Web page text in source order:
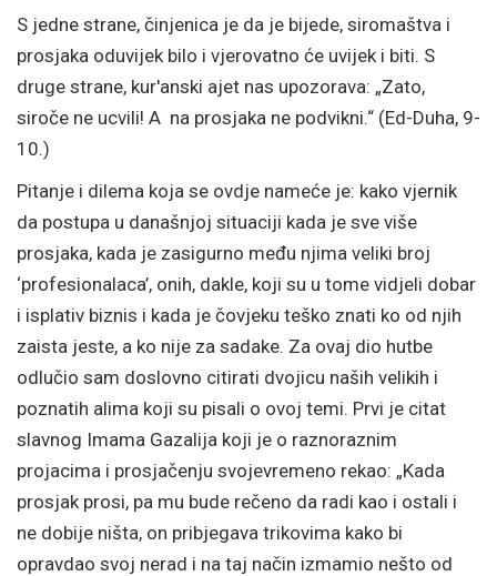
S jedne strane, činjenica je da je bijede, siromaštva i
prosjaka oduvijek bilo i vjerovatno će uvijek i biti. S
druge strane, kur'anski ajet nas upozorava: „Zato,
siroče ne ucvili! A na prosjaka ne podvikni.“ (Ed-Duha, 9-
10.)
Pitanje i dilema koja se ovdje nameće je: kako vjernik
da postupa u današnjoj situaciji kada je sve više
prosjaka, kada je zasigurno među njima veliki broj
‘profesionalaca’, onih, dakle, koji su u tome vidjeli dobar
i isplativ biznis i kada je čovjeku teško znati ko od njih
zaista jeste, a ko nije za sadake. Za ovaj dio hutbe
odlučio sam doslovno citirati dvojicu naših velikih i
poznatih alima koji su pisali o ovoj temi. Prvi je citat
slavnog Imama Gazalija koji je o raznoraznim
projacima i prosjačenju svojevremeno rekao: „Kada
prosjak prosi, pa mu bude rečeno da radi kao i ostali i
ne dobije ništa, on pribjegava trikovima kako bi
opravdao svoj nerad i na taj način izmamio nešto od